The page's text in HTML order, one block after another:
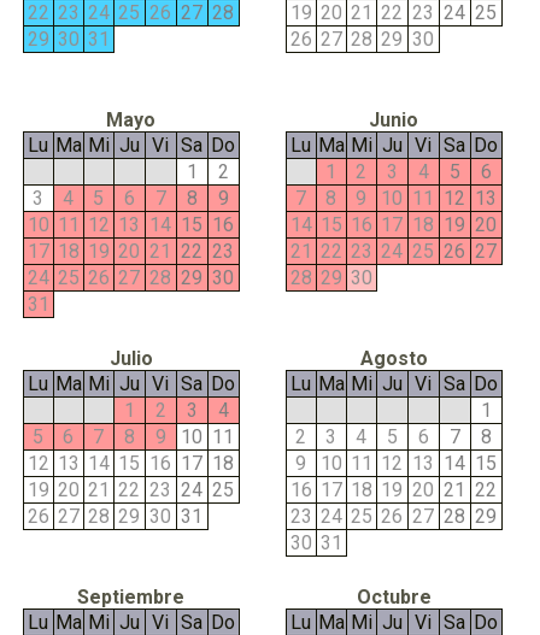
22 23 24 25 26 27 28
29 30 31
19 20 21 22 23 24 25
26 27 28 29 30
Mayo
Lu Ma Mi Ju Vi Sa Do
1
2
3
4 5 6 7 8
9
10 11 12 13 14 15 16
17 18 19 20 21 22 23
24 25 26 27 28 29 30
31
Junio
Lu Ma Mi Ju Vi Sa Do
1
2 3 4 5
6
7
8 9 10 11 12 13
14 15 16 17 18 19 20
21 22 23 24 25 26 27
28 29 30
Julio
Lu Ma Mi Ju Vi Sa Do
1
2 3
4
5
6 7 8 9 10 11
12 13 14 15 16 17 18
19 20 21 22 23 24 25
26 27 28 29 30 31
Agosto
Lu Ma Mi Ju Vi Sa Do
1
2
3 4 5 6 7
8
9
10 11 12 13 14 15
16 17 18 19 20 21 22
23 24 25 26 27 28 29
30 31
Septiembre
Lu Ma Mi Ju Vi Sa Do
Octubre
Lu Ma Mi Ju Vi Sa Do